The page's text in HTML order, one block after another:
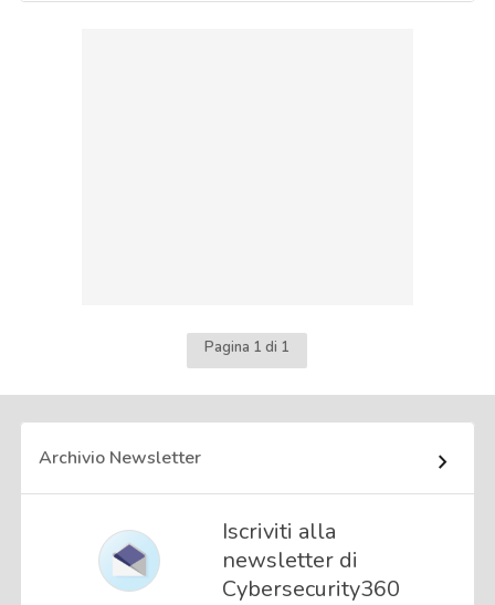
Pagina 1 di 1
Archivio Newsletter
Iscriviti alla
newsletter di
Cybersecurity360